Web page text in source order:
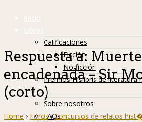
Inicio
Libros
Calificaciones
Ficción
No ficción
Premios Hislibris de literatura
Info
Sobre nosotros
FAQs
Respuesta a: Muerte
encadenada – Sir
(corto)
Home › Foros › Concursos de relatos